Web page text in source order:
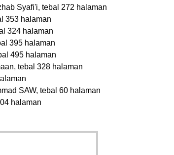
Syafi'i, tebal 272 halaman
353 halaman
324 halaman
395 halaman
495 halaman
tebal 328 halaman
SAW, tebal 60 halaman
halaman